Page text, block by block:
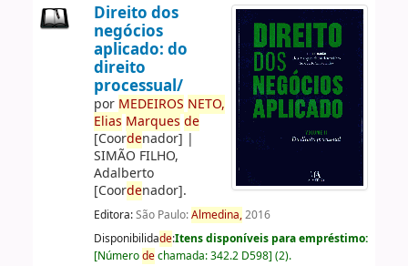
Direito dos
negócios
aplicado: do
direito
processual/
por MEDEIROS NETO,
Elias Marques de
[Coordenador] |
SIMÃO FILHO,
Adalberto
[Coordenador].
Editora:São Paulo:Almedina,2016
Disponibilidade:Itens disponíveis para empréstimo:
[Númerodechamada:342.2 D598] (2).